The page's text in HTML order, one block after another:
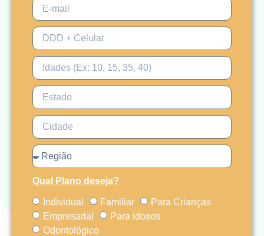
Qual Plano deseja?
Individual Familiar
Para Crianças
Empresarial
Para idosos
Odontológico